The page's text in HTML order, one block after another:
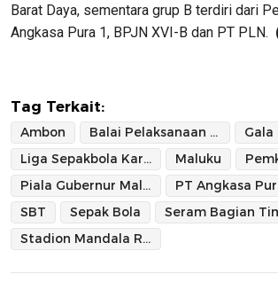
Barat Daya, sementara grup B terdiri dari
Angkasa Pura 1, BPJN XVI-B dan PT PLN.
Tag Terkait:
Ambon Balai Pelaksanaan Jalan Nasional (BPJN) XVI
Gala
Liga Sepakbola Karyawan
Maluku
Piala Gubernur Maluku
PT Angkasa
SBT
Sepak Bola
Stadion Mandala Remaja